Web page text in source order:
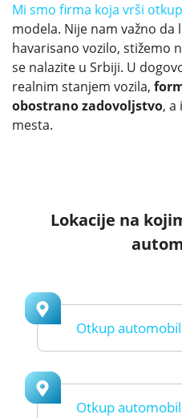
Mi smo firma koja vrši
modela. Nije nam važno
havarisano vozilo, stižemo
se nalazite u Srbiji. U
realnim stanjem vozila,
obostrano zadovoljstvo, a
mesta.
Lokacije na
Otkup
Otkup